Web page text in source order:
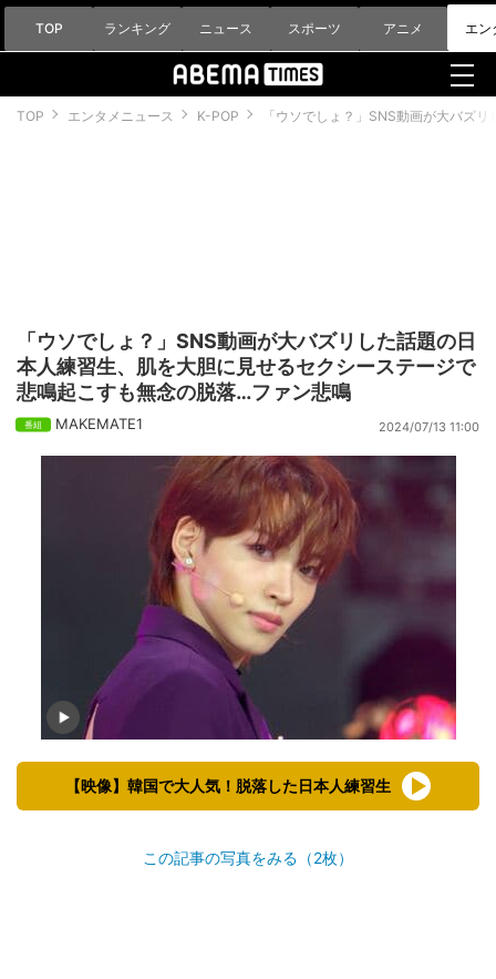
TOP ランキング ニュース スポーツ アニメ エン
TOP エンタメニュース K-POP 「ウソでしょ？」SNS動画が大バズ
「ウソでしょ？」SNS動画が大バズリした話題の日
本人練習生、肌を大胆に見せるセクシーステージで
悲鳴起こすも無念の脱落…ファン悲鳴
MAKEMATE1 2024/07/13 11:00
【映像】韓国で大人気！脱落した日本人練習生
この記事の写真をみる（2枚）